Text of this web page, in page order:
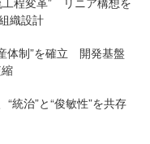
織設計
体制”を確立 開発基盤
統治”と“俊敏性”を共存